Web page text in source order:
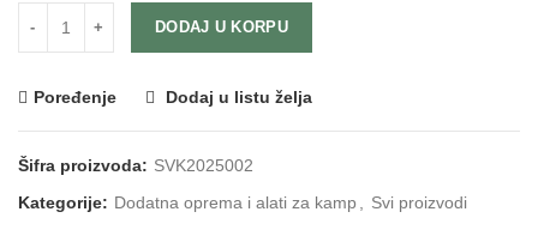
DODAJ U KORPU
Poređenje Dodaj u listu želja
Šifra proizvoda: SVK2025002
Kategorije: Dodatna oprema i alati za kamp, Svi proizvodi